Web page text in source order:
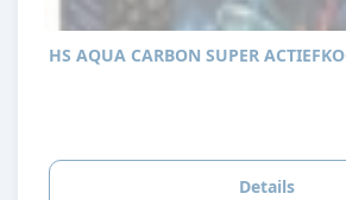
HS AQUA CARBON SUPER
Details